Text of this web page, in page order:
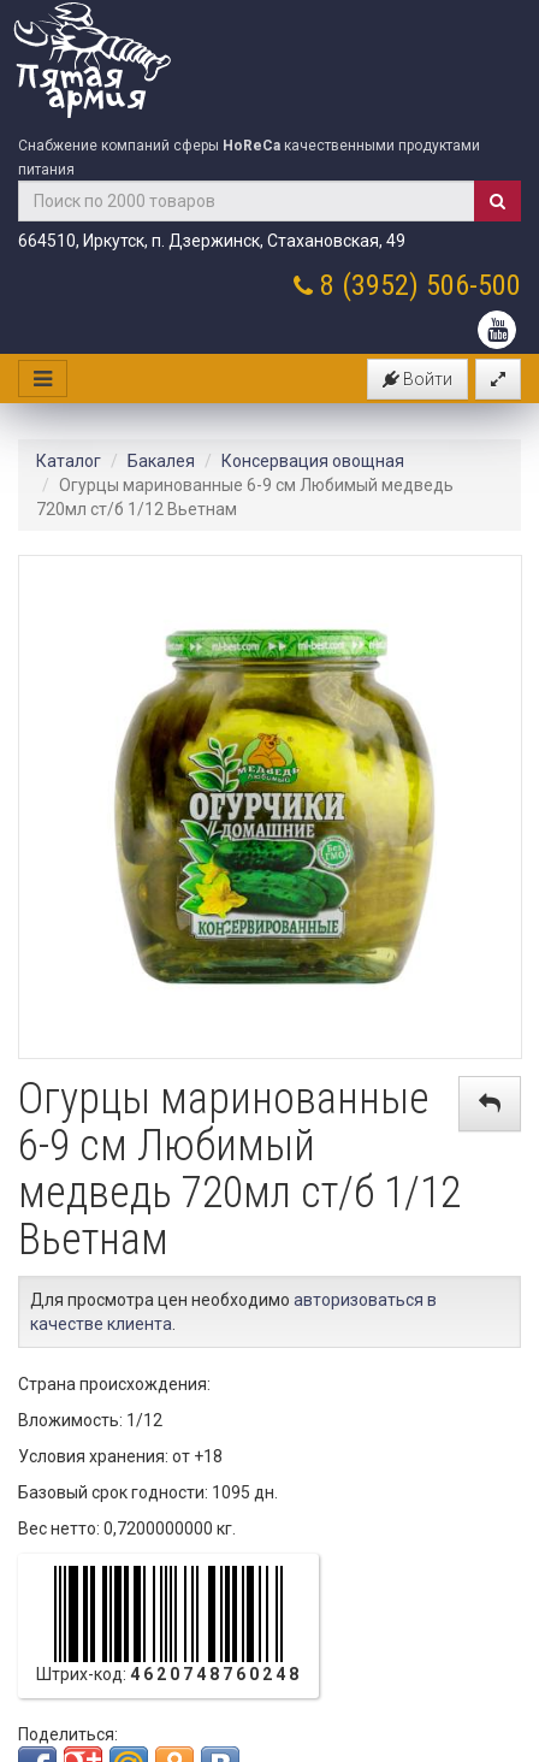
Снабжение компаний сферы HoReCa качественными продуктами
питания
664510, Иркутск, п. Дзержинск, Стахановская, 49
8 (3952) 506-500
Войти
Каталог Бакалея
Консервация овощная
Огурцы маринованные 6-9 см Любимый медведь
720мл ст/б 1/12 Вьетнам
Огурцы маринованные
6-9 см Любимый
медведь 720мл ст/б 1/12
Вьетнам
Для просмотра цен необходимо авторизоваться в
качестве клиента
Страна происхождения:
Вложимость: 1/12
Условия хранения: от +18
Базовый срок годности: 1095 дн.
Вес нетто: 0,7200000000 кг.
Штрих-код: 4620748760248
Поделиться: